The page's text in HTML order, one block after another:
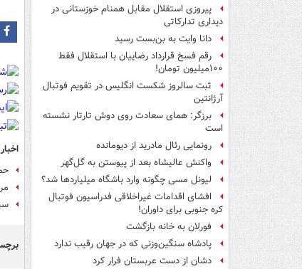
پیروزی استقلال مقابل همنام خوزستانی در
دیداری تدارکاتی
دانا وایت به بن‌بست رسید
رقم فسخ قرارداد رضاییان با استقلال فقط
۱۰۰میلیون تومان!
ثبت سالروز شکست انگلیس در تقویم فوتبال
آرژانتین
برزگر: همای سعادت روی دوش تارتار نشسته
است
رونمایی رئال مادرید از دیومانده
واکنش عالیشاه بعد از پیوستن به گل‌گهر
لیونل مسی چگونه وارد باشگاه میلیاردها شد؟
افشای اقدامات غیراخلاقی فدراسیون فوتبال
کره جنوبی برای داوران!
فورلان به خانه بازگشت
پادشاه سنگین‌وزنی که در جهان رقیب ندارد
دشان از دست عربستان فرار کرد